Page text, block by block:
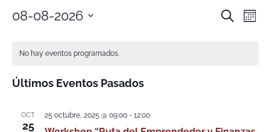
Buscar
Mes
08-08-2026
fecha.
Calendario
Eventos
No hay eventos programados.
Últimos Eventos Pasados
OCT
25
25 octubre, 2025 @ 09:00- 12:00